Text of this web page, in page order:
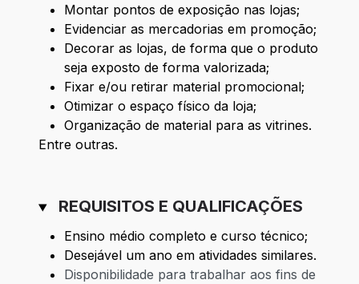
Montar pontos de exposição nas lojas;
Evidenciar as mercadorias em promoção;
Decorar as lojas, de forma que o produto
seja exposto de forma valorizada;
Fixar e/ou retirar material promocional;
Otimizar o espaço físico da loja;
Organização de material para as vitrines.
Entre outras.
REQUISITOS E QUALIFICAÇÕES
Ensino médio completo e curso técnico;
Desejável um ano em atividades similares.
Disponibilidade para trabalhar aos fins de